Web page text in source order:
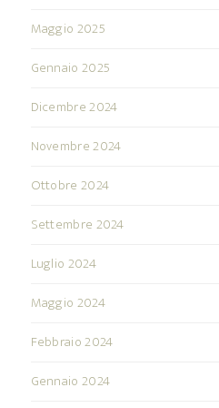
Maggio 2025
Gennaio 2025
Dicembre 2024
Novembre 2024
Ottobre 2024
Settembre 2024
Luglio 2024
Maggio 2024
Febbraio 2024
Gennaio 2024